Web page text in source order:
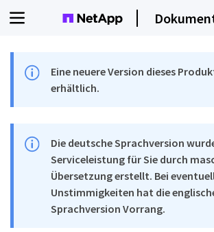
Eine neuere Version dieses
erhältlich.
Die deutsche Sprachversion
Serviceleistung für Sie durch
Übersetzung erstellt. Bei
Unstimmigkeiten hat die
Sprachversion Vorrang.